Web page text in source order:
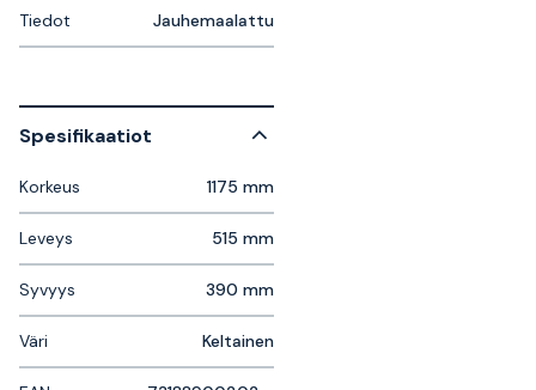
Tiedot Jauhemaalattu
Spesifikaatiot
Korkeus 1175 mm
Leveys 515 mm
Syvyys 390 mm
Väri Keltainen